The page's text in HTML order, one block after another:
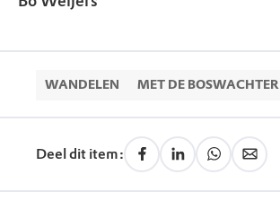
WANDELEN MET DE BOSWACHTER
Deel dit item: